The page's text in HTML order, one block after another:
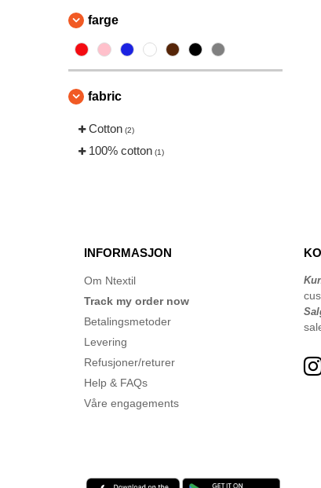
farge
fabric
Cotton (2)
100% cotton (1)
INFORMASJON
Om Ntextil
Track my order now
Betalingsmetoder
Levering
Refusjoner/returer
Help & FAQs
Våre engagements